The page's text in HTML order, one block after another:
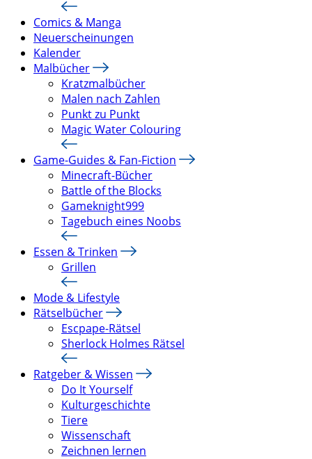
Comics & Manga
Neuerscheinungen
Kalender
Malbücher
Kratzmalbücher
Malen nach Zahlen
Punkt zu Punkt
Magic Water Colouring
Game-Guides & Fan-Fiction
Minecraft-Bücher
Battle of the Blocks
Gameknight999
Tagebuch eines Noobs
Essen & Trinken
Grillen
Mode & Lifestyle
Rätselbücher
Escpape-Rätsel
Sherlock Holmes Rätsel
Ratgeber & Wissen
Do It Yourself
Kulturgeschichte
Tiere
Wissenschaft
Zeichnen lernen